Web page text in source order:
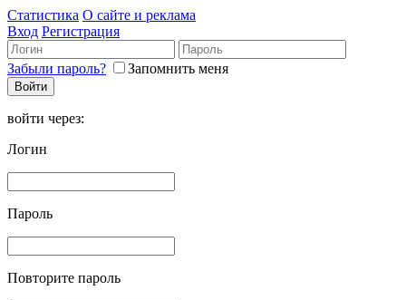
Статистика О сайте и реклама
Вход Регистрация
Забыли пароль? Запомнить меня
войти через:
Логин
Пароль
Повторите пароль